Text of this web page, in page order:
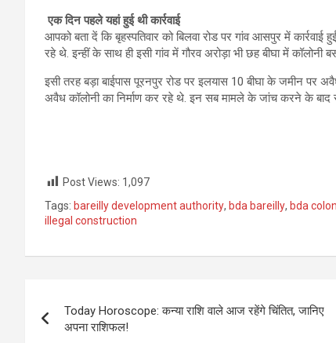
एक दिन पहले यहां हुई थी कार्रवाई
आपको बता दें कि बृहस्पतिवार को बिलवा रोड पर गांव आसपुर में कार्रवाई
रहे थे. इन्‍हीं के साथ ही इसी गांव में गौरव अरोड़ा भी छह बीघा में कॉलोनी
इसी तरह बड़ा बाईपास पूरनपुर रोड पर इलयास 10 बीघा के जमीन पर
अवैध कॉलोनी का निर्माण कर रहे थे. इन सब मामले के जांच करने के बाद
Post Views: 1,097
Tags: bareilly development authority, bda bareilly, bda
illegal construction
navigation
Today Horoscope: कन्या राशि वाले आज रहेंगे चिंतित, जानिए
अपना राशिफल!